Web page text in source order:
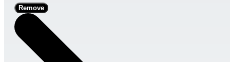
Remove